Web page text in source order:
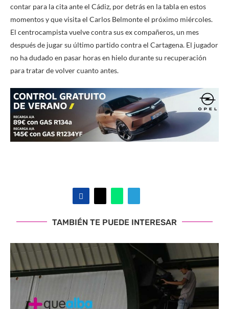
contar para la cita ante el Cádiz, por detrás en la tabla en estos
momentos y que visita el Carlos Belmonte el próximo miércoles.
El centrocampista vuelve contra sus ex compañeros, un mes
después de jugar su último partido contra el Cartagena. El jugador
no ha dudado en pasar horas en hielo durante su recuperación
para tratar de volver cuanto antes.
TAMBIÉN TE PUEDE INTERESAR